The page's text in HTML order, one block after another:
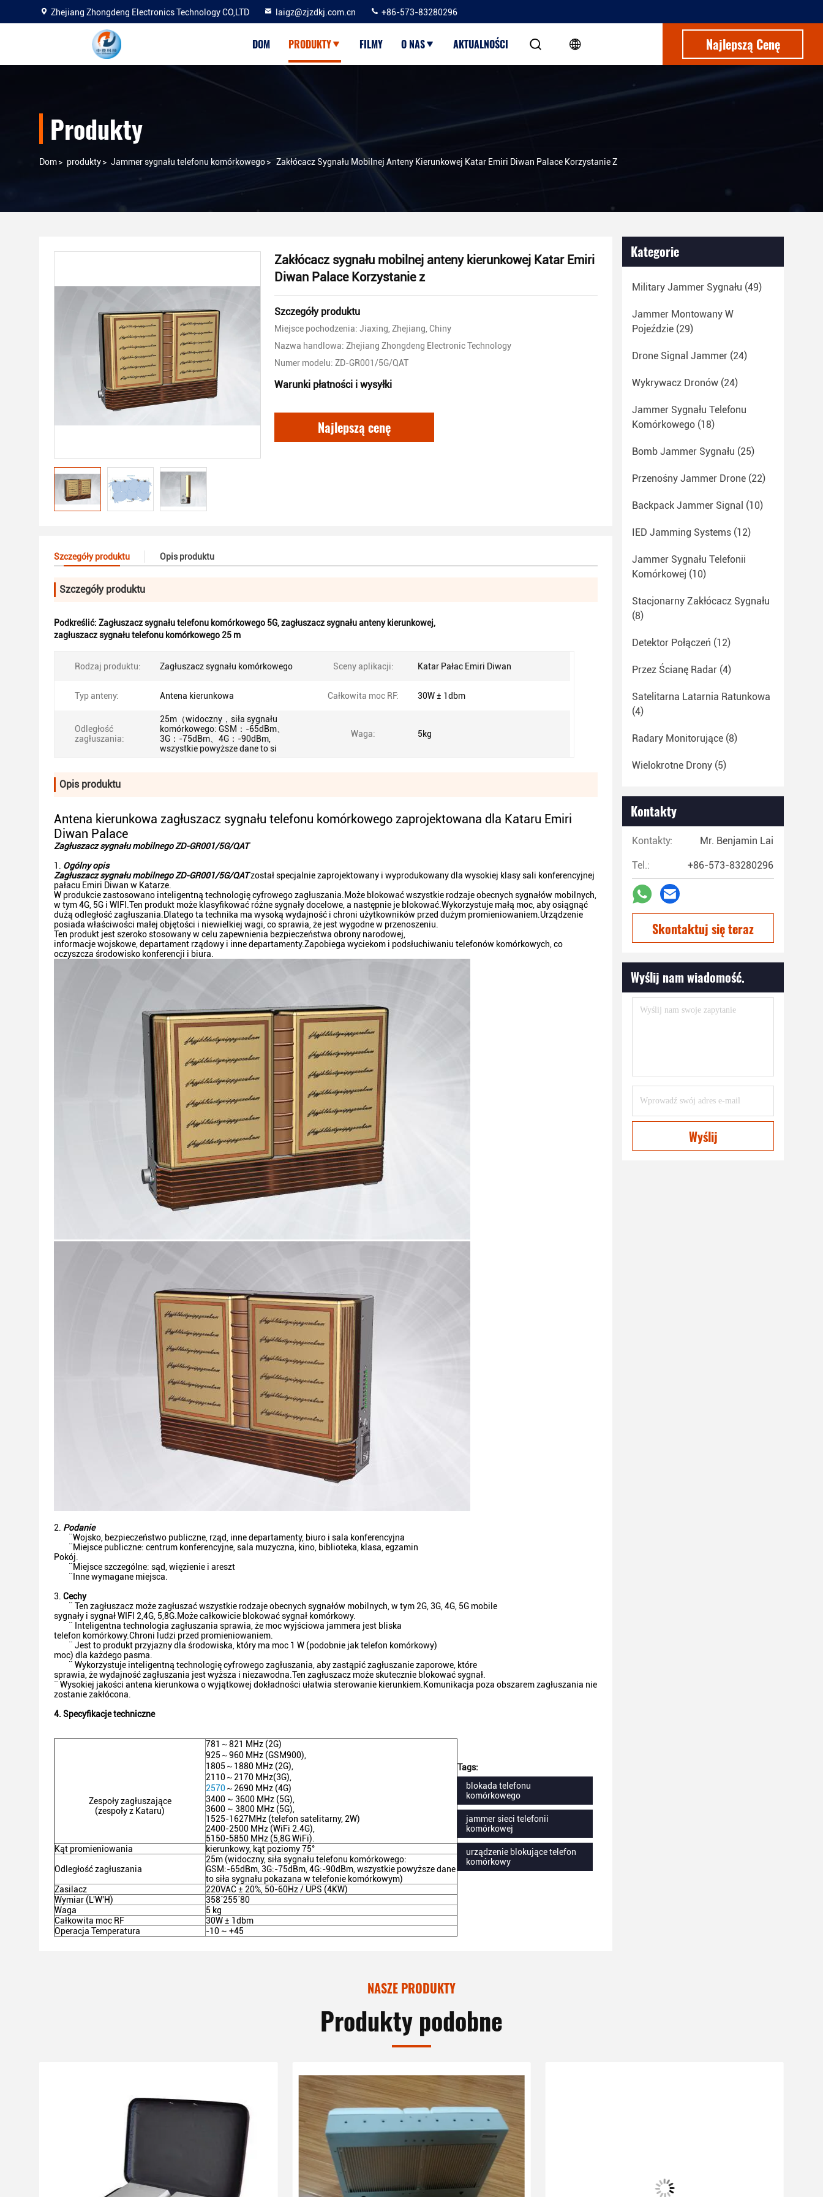
Zhejiang Zhongdeng Electronics Technology CO,LTD laigz@zjzdkj.com.cn +86-573-83280296
DOM PRODUKTY FILMY O NAS AKTUALNOŚCI Najlepszą Cenę
Produkty
Dom> produkty> Jammer sygnału telefonu komórkowego> Zakłócacz Sygnału Mobilnej Anteny Kierunkowej Katar Emiri Diwan Palace Korzystanie Z
Zakłócacz sygnału mobilnej anteny kierunkowej Katar Emiri
Diwan Palace Korzystanie z
Szczegóły produktu
Miejsce pochodzenia: Jiaxing, Zhejiang, Chiny
Nazwa handlowa: Zhejiang Zhongdeng Electronic Technology
Numer modelu: ZD-GR001/5G/QAT
Warunki płatności i wysyłki
Najlepszą cenę
Szczegóły produktu Opis produktu
Szczegóły produktu
Podkreślić: Zagłuszacz sygnału telefonu komórkowego 5G,zagłuszacz sygnału anteny kierunkowej,
zagłuszacz sygnału telefonu komórkowego 25 m
Rodzaj produktu: Zagłuszacz sygnału komórkowego Sceny aplikacji: Katar Pałac Emiri Diwan
Typ anteny: Antena kierunkowa Całkowita moc RF: 30W ± 1dbm
Odległość
zagłuszania:
25m（widoczny，siła sygnału
komórkowego: GSM：-65dBm、
3G：-75dBm、4G：-90dBm,
wszystkie powyższe dane to si
Waga: 5kg
Opis produktu
Antena kierunkowa zagłuszacz sygnału telefonu komórkowego zaprojektowana dla Kataru Emiri
Diwan Palace
Zagłuszacz sygnału mobilnego ZD-GR001/5G/QAT
Ogólny opis
Zagłuszacz sygnału mobilnego ZD-GR001/5G/QATzostał specjalnie zaprojektowany i wyprodukowany dla wysokiej klasy sali konferencyjnej
pałacu Emiri Diwan w Katarze.
W produkcie zastosowano inteligentną technologię cyfrowego zagłuszania.Może blokować wszystkie rodzaje obecnych sygnałów mobilnych,
w tym 4G, 5G i WIFI.Ten produkt może klasyfikować różne sygnały docelowe, a następnie je blokować.Wykorzystuje małą moc, aby osiągnąć
dużą odległość zagłuszania.Dlatego ta technika ma wysoką wydajność i chroni użytkowników przed dużym promieniowaniem.Urządzenie
posiada właściwości małej objętości i niewielkiej wagi, co sprawia, że ​​jest wygodne w przenoszeniu.
Ten produkt jest szeroko stosowany w celu zapewnienia bezpieczeństwa obrony narodowej,
informacje wojskowe, departament rządowy i inne departamenty.Zapobiega wyciekom i podsłuchiwaniu telefonów komórkowych, co
oczyszcza środowisko konferencji i biura.
Podanie
¨Wojsko, bezpieczeństwo publiczne, rząd, inne departamenty, biuro i sala konferencyjna
¨Miejsce publiczne: centrum konferencyjne, sala muzyczna, kino, biblioteka, klasa, egzamin
Pokój.
¨Miejsce szczególne: sąd, więzienie i areszt
¨Inne wymagane miejsca.
Cechy
¨ Ten zagłuszacz może zagłuszać wszystkie rodzaje obecnych sygnałów mobilnych, w tym 2G, 3G, 4G, 5G mobile
sygnały i sygnał WIFI 2,4G, 5,8G.Może całkowicie blokować sygnał komórkowy.
¨ Inteligentna technologia zagłuszania sprawia, że ​​moc wyjściowa jammera jest bliska
telefon komórkowy.Chroni ludzi przed promieniowaniem.
¨ Jest to produkt przyjazny dla środowiska, który ma moc 1 W (podobnie jak telefon komórkowy)
moc) dla każdego pasma.
¨ Wykorzystuje inteligentną technologię cyfrowego zagłuszania, aby zastąpić zagłuszanie zaporowe, które
sprawia, że ​​wydajność zagłuszania jest wyższa i niezawodna.Ten zagłuszacz może skutecznie blokować sygnał.
¨ Wysokiej jakości antena kierunkowa o wyjątkowej dokładności ułatwia sterowanie kierunkiem.Komunikacja poza obszarem zagłuszania nie
zostanie zakłócona.
4. Specyfikacje techniczne
Zespoły zagłuszające
(zespoły z Kataru)
781～821 MHz (2G)
925～960 MHz (GSM900),
1805～1880 MHz (2G),
2110～2170 MHz(3G),
2570～2690 MHz (4G)
3400 ~ 3600 MHz (5G),
3600 ~ 3800 MHz (5G),
1525-1627MHz (telefon satelitarny, 2W)
2400-2500 MHz (WiFi 2.4G),
5150-5850 MHz (5,8G WiFi).
Kąt promieniowania
kierunkowy, kąt poziomy 75°
Odległość zagłuszania
25m (widoczny, siła sygnału telefonu komórkowego:
GSM:-65dBm, 3G:-75dBm, 4G:-90dBm, wszystkie powyższe dane
to siła sygnału pokazana w telefonie komórkowym)
Zasilacz
220VAC ± 20%, 50-60Hz / UPS (4KW)
Wymiar (L'W'H)
358´255´80
Waga
5 kg
Całkowita moc RF
30W ± 1dbm
Operacja Temperatura
-10 ~ +45
Tags:
blokada telefonu
komórkowego
jammer sieci telefonii
komórkowej
urządzenie blokujące telefon
komórkowy
Kategorie
Military Jammer Sygnału (49)
Jammer Montowany W
Pojeździe (29)
Drone Signal Jammer (24)
Wykrywacz Dronów (24)
Jammer Sygnału Telefonu
Komórkowego (18)
Bomb Jammer Sygnału (25)
Przenośny Jammer Drone (22)
Backpack Jammer Signal (10)
IED Jamming Systems (12)
Jammer Sygnału Telefonii
Komórkowej (10)
Stacjonarny Zakłócacz Sygnału
(8)
Detektor Połączeń (12)
Przez Ścianę Radar (4)
Satelitarna Latarnia Ratunkowa
(4)
Radary Monitorujące (8)
Wielokrotne Drony (5)
Kontakty
Kontakty: Mr. Benjamin Lai
Tel.: +86-573-83280296
Skontaktuj się teraz
Wyślij nam wiadomość.
Wyślij
NASZE PRODUKTY
Produkty podobne